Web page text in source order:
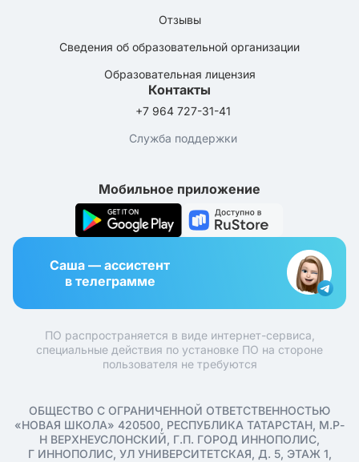
Отзывы
Сведения об образовательной организации
Образовательная лицензия
Контакты
+7 964 727-31-41
Служба поддержки
Мобильное приложение
Саша — ассистент
в телеграмме
ПО распространяется в виде интернет-сервиса,
специальные действия по установке ПО на стороне
пользователя не требуются
ОБЩЕСТВО С ОГРАНИЧЕННОЙ ОТВЕТСТВЕННОСТЬЮ
«НОВАЯ ШКОЛА» 420500, РЕСПУБЛИКА ТАТАРСТАН, М.Р-
Н ВЕРХНЕУСЛОНСКИЙ, Г.П. ГОРОД ИННОПОЛИС,
Г ИННОПОЛИС, УЛ УНИВЕРСИТЕТСКАЯ, Д. 5, ЭТАЖ 1,